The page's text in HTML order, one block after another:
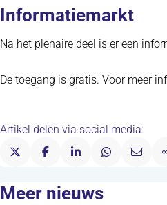
Informatiemarkt
Na het plenaire deel is er een
De toegang is gratis. Voor meer
Artikel delen via social media:
Meer nieuws